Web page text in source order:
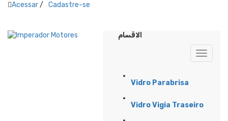
Acessar/ Cadastre-se
الاقسام
Vidro Parabrisa
Vidro Vigia Traseiro